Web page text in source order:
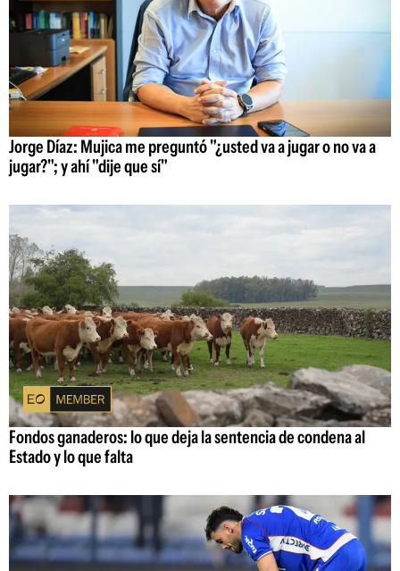
Jorge Díaz: Mujica me preguntó "¿usted va a jugar o no va a
jugar?"; y ahí "dije que sí"
Fondos ganaderos: lo que deja la sentencia de condena al
Estado y lo que falta